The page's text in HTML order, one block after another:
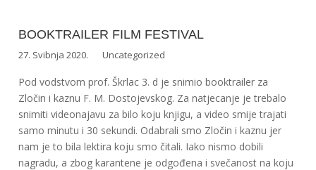
BOOKTRAILER FILM FESTIVAL
27. Svibnja 2020. Uncategorized
Pod vodstvom prof. Škrlac 3. d je snimio booktrailer za
Zločin i kaznu F. M. Dostojevskog. Za natjecanje je trebalo
snimiti videonajavu za bilo koju knjigu, a video smije trajati
samo minutu i 30 sekundi. Odabrali smo Zločin i kaznu jer
nam je to bila lektira koju smo čitali. Iako nismo dobili
nagradu, a zbog karantene je odgođena i svečanost na koju